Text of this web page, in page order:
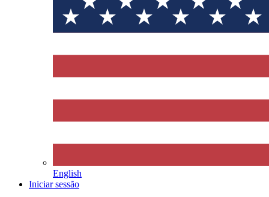
English
Iniciar sessão